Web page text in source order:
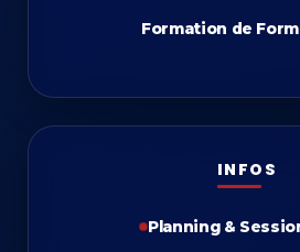
Formation de
INFOS
Planning &